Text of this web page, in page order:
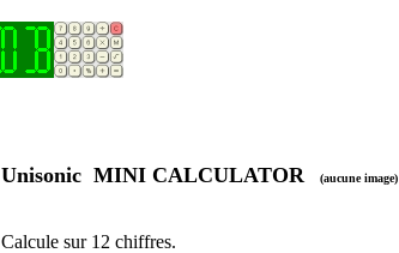
Unisonic MINI CALCULATOR (aucune image)
Calcule sur 12 chiffres.